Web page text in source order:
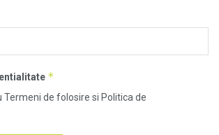
*
Termeni de folosire si Politica de